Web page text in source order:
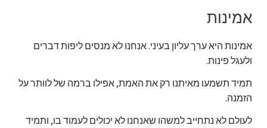
אמינות
אמינות היא ערך עליון בעיני. אנחנו לא מנסים ליפות דברים
ולעגל פינות.
תמיד תשמעו מאיתנו רק את האמת, אפילו ברמה של לוותר על
הזמנה.
לעולם לא נתחייב למשהו שאנחנו לא יכולים לעמוד בו, ותמיד